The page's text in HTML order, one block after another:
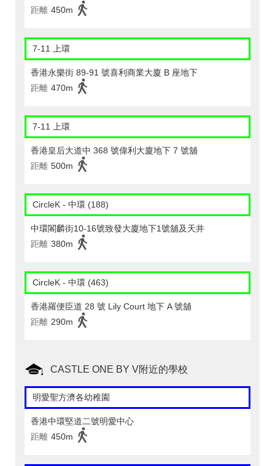
距離 450m
7-11 上環
香港永樂街 89-91 號喜利商業大廈 B 座地下
距離 470m
7-11 上環
香港皇后大道中 368 號偉利大廈地下 7 號舖
距離 500m
CircleK - 中環 (188)
中環閣麟街10-16號致發大廈地下1號舖及天井
距離 380m
CircleK - 中環 (463)
香港羅便臣道 28 號 Lily Court 地下 A 號舖
距離 290m
CASTLE ONE BY V附近的學校
明愛聖方濟各幼稚園
香港中環堅道二號明愛中心
距離 450m